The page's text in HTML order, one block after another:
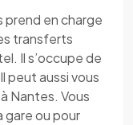
prend en charge
transferts
Il s’occupe de
peut aussi vous
Nantes. Vous
gare ou pour